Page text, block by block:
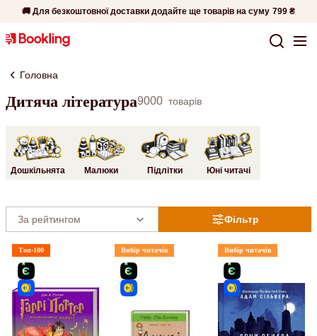
🚚 Для безкоштовної доставки додайте ще товарів на суму 799 ₴
Головна
Дитяча література9000 товарів
Дошкільнята Малюки Підлітки Юні читачі
Фільтр
Топ-100 Вибір читачів Вибір читачів